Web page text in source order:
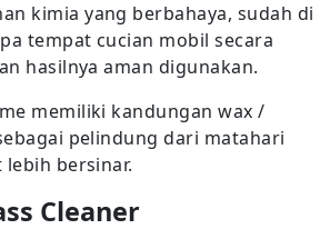
kimia yang berbahaya, sudah di
tempat cucian mobil secara
hasilnya aman digunakan.
memiliki kandungan wax /
pelindung dari matahari
bersinar.
Cleaner